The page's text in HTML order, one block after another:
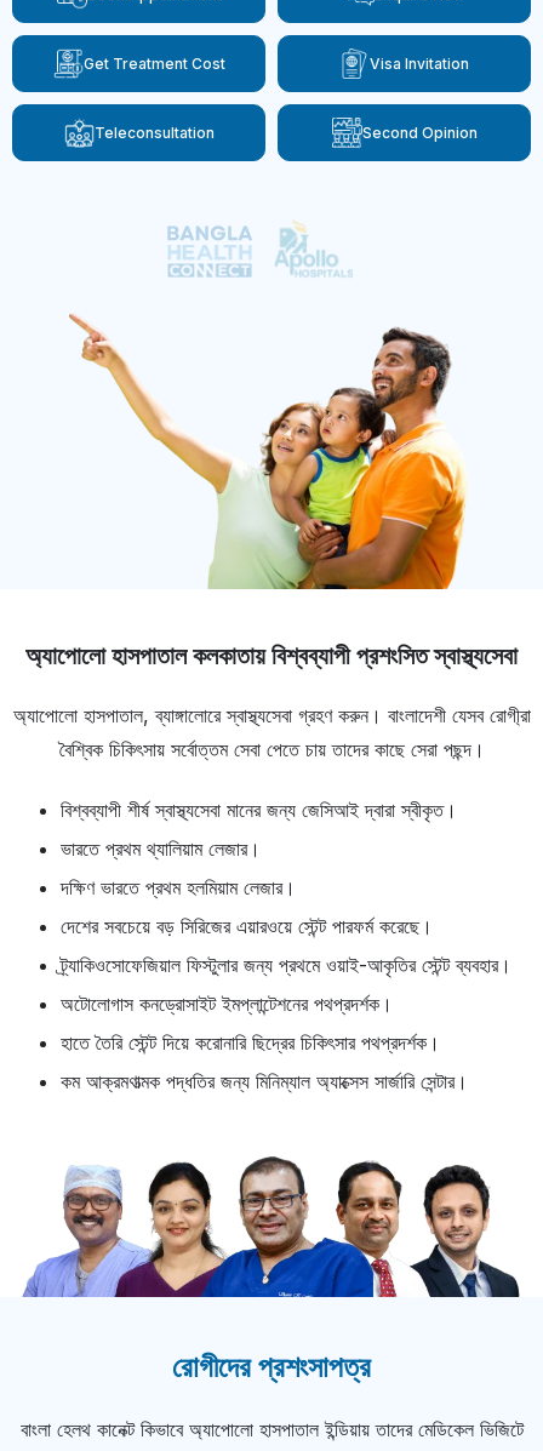
Get Treatment Cost Visa Invitation
Teleconsultation Second Opinion
অ্যাপোলো হাসপাতাল কলকাতায় বিশ্বব্যাপী প্রশংসিত স্বাস্থ্যসেবা
অ্যাপোলো হাসপাতাল, ব্যাঙ্গালোরে স্বাস্থ্যসেবা গ্রহণ করুন। বাংলাদেশী যেসব রোগী্রা
বৈশ্বিক চিকিৎসায় সর্বোত্তম সেবা পেতে চায় তাদের কাছে সেরা পছন্দ।
বিশ্বব্যাপী শীর্ষ স্বাস্থ্যসেবা মানের জন্য জেসিআই দ্বারা স্বীকৃত।
ভারতে প্রথম থ্যালিয়াম লেজার।
দক্ষিণ ভারতে প্রথম হলমিয়াম লেজার।
দেশের সবচেয়ে বড় সিরিজের এয়ারওয়ে স্টেন্ট পারফর্ম করেছে।
ট্র্যাকিওসোফেজিয়াল ফিস্টুলার জন্য প্রথমে ওয়াই-আকৃতির স্টেন্ট ব্যবহার।
অটোলোগাস কনড্রোসাইট ইমপ্লান্টেশনের পথপ্রদর্শক।
হাতে তৈরি স্টেন্ট দিয়ে করোনারি ছিদ্রের চিকিৎসার পথপ্রদর্শক।
কম আক্রমণাত্মক পদ্ধতির জন্য মিনিম্যাল অ্যাক্সেস সার্জারি সেন্টার।
রোগীদের প্রশংসাপত্র
বাংলা হেলথ কানেক্ট কিভাবে অ্যাপোলো হাসপাতাল ইন্ডিয়ায় তাদের মেডিকেল ভিজিটে